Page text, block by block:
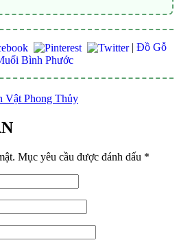
| Đồ Gỗ
Bình Phước
Vật Phong Thủy
Mục yêu cầu được đánh dấu *